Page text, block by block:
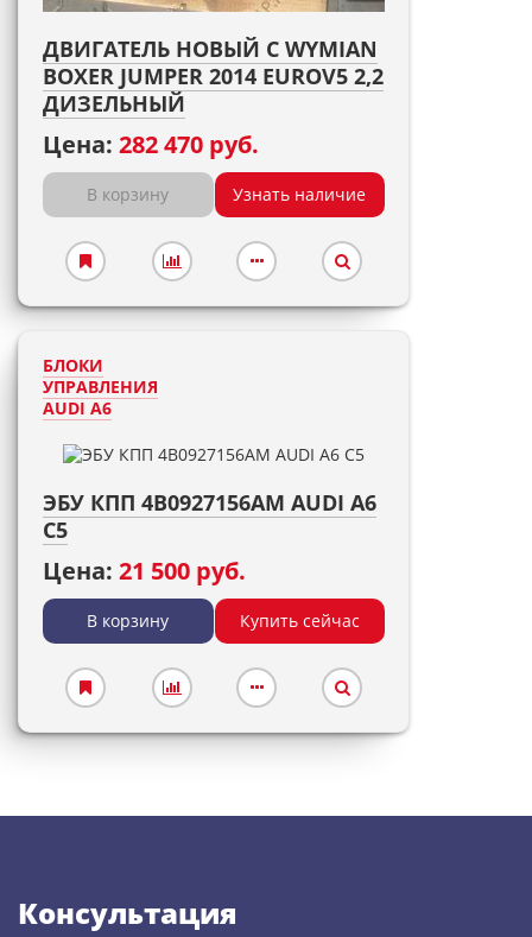
ДВИГАТЕЛЬ НОВЫЙ С WYMIAN
BOXER JUMPER 2014 EUROV5 2,2
ДИЗЕЛЬНЫЙ
Цена: 282 470 руб.
В корзину Узнать наличие
БЛОКИ
УПРАВЛЕНИЯ
AUDI A6
ЭБУ КПП 4B0927156AM AUDI A6
C5
Цена: 21 500 руб.
В корзину Купить сейчас
Консультация